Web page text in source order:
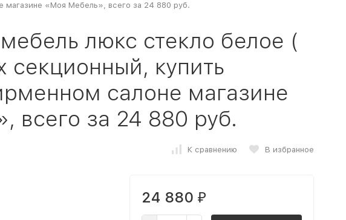
магазине «Моя Мебель», всего за 24 880 руб.
люкс стекло белое (
секционный, купить
салоне магазине
всего за 24 880 руб.
К сравнению В избранное
24 880 ₽